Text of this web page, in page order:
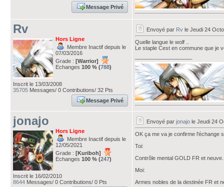
Message Privé
Rv
Hors Ligne
Membre Inactif depuis le
07/03/2016
Grade : [Warrior]
Echanges 100 % (788)
Inscrit le 13/03/2008
35705 Messages/ 0 Contributions/ 32 Pts
Message Privé
Envoyé par Rv le Jeudi 24
Quelle langue le wolf ..
Le staple Cest en commune que je
jonajo
Hors Ligne
Membre Inactif depuis le
12/05/2021
Grade : [Kuriboh]
Echanges 100 % (247)
Inscrit le 16/02/2010
8644 Messages/ 0 Contributions/ 0 Pts
Envoyé par jonajo le Jeudi 24
OK ça me va je confirme l'échange
Toi:
Contrôle mental GOLD FR et neuve.
Moi:
Armes nobles de la destinée FR et